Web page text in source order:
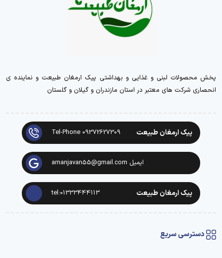
پخش محصولات لبنی و غذایی و بهداشتی پیک ارمغان طبیعت و نماینده ی
انحصاری شرکت های معتبر در استان مازندران و گیلان و گلستان
پیک ارمغان طبیعت Tel-Phone 09372627309
ایمیل arnanjavan55@gmail.com
پیک ارمغان طبیعت tel:01333444113
دسترسی سریع